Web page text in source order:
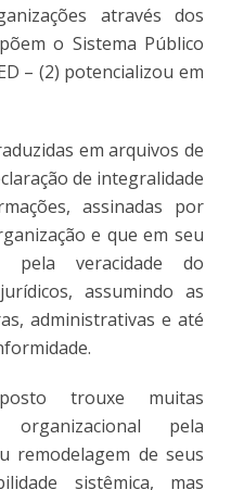
através dos
o Sistema Público
– (2) potencializou em
em arquivos de
de integralidade
assinadas por
e que em seu
pela veracidade do
assumindo as
administrativas e até
trouxe muitas
pela
remodelagem de seus
sistêmica, mas